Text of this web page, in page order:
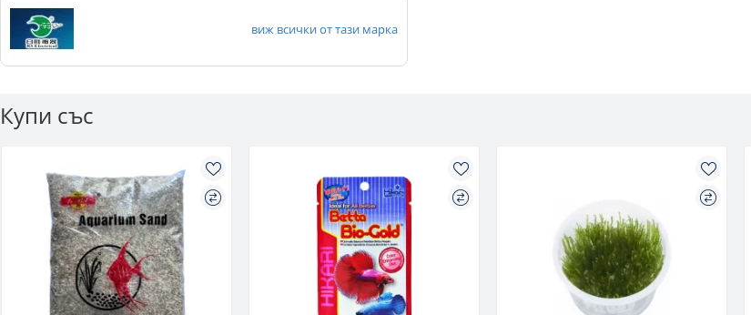
виж всички от тази марка
Купи със